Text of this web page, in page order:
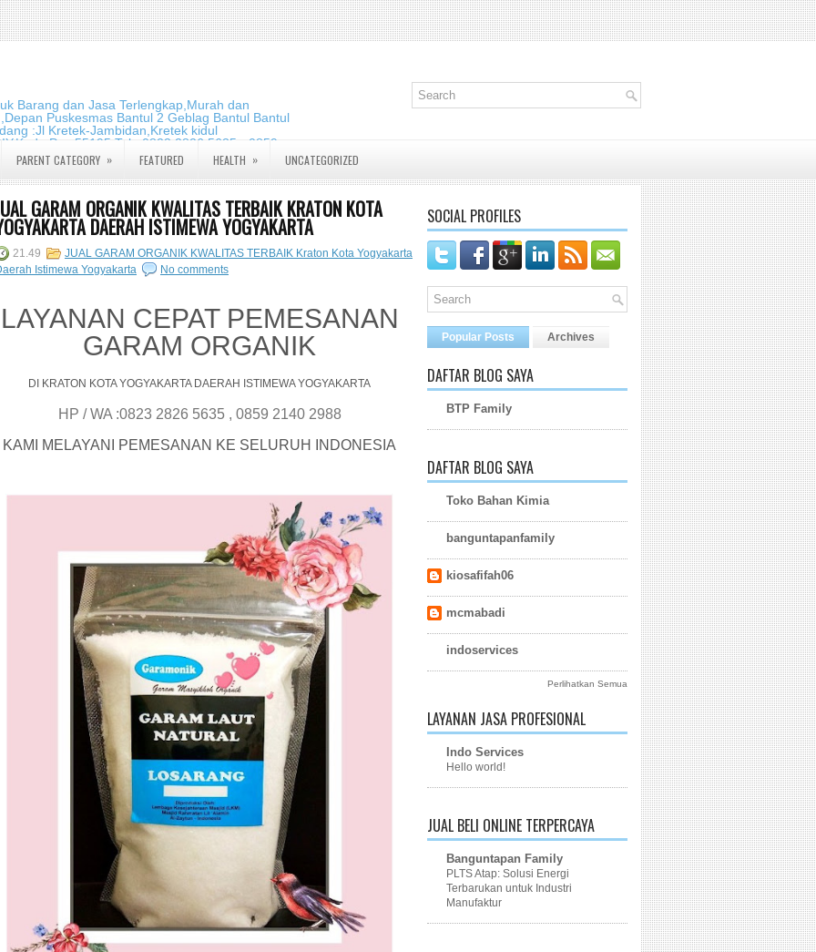
Barang dan Jasa Terlengkap,Murah dan
Puskesmas Bantul 2 Geblag Bantul Bantul
:Jl Kretek-Jambidan,Kretek kidul
Pos:55195 Telp:0823 2826 5635 - 0859
PARENT CATEGORY » FEATURED HEALTH » UNCATEGORIZED
GARAM ORGANIK KWALITAS TERBAIK KRATON KOTA
DAERAH ISTIMEWA YOGYAKARTA
21.49
JUAL GARAM ORGANIK KWALITAS TERBAIK Kraton Kota Yogyakarta
Istimewa Yogyakarta
No comments
LAYANAN CEPAT PEMESANAN
GARAM ORGANIK
DI KRATON KOTA YOGYAKARTA DAERAH ISTIMEWA YOGYAKARTA
HP / WA :0823 2826 5635 , 0859 2140 2988
KAMI MELAYANI PEMESANAN KE SELURUH INDONESIA
SOCIAL PROFILES
Popular Posts Archives
DAFTAR BLOG SAYA
BTP Family
DAFTAR BLOG SAYA
Toko Bahan Kimia
banguntapanfamily
kiosafifah06
mcmabadi
indoservices
Perlihatkan Semua
LAYANAN JASA PROFESIONAL
Indo Services
Hello world!
JUAL BELI ONLINE TERPERCAYA
Banguntapan Family
PLTS Atap: Solusi Energi
Terbarukan untuk Industri
Manufaktur